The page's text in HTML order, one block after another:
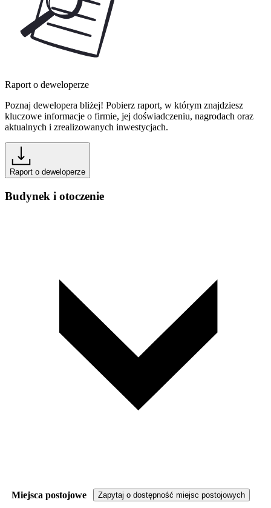
Raport o deweloperze
Poznaj dewelopera bliżej! Pobierz raport, w którym znajdziesz
kluczowe informacje o firmie, jej doświadczeniu, nagrodach oraz
aktualnych i zrealizowanych inwestycjach.
Raport o deweloperze
Budynek i otoczenie
Miejsca postojowe Zapytaj o dostępność miejsc postojowych